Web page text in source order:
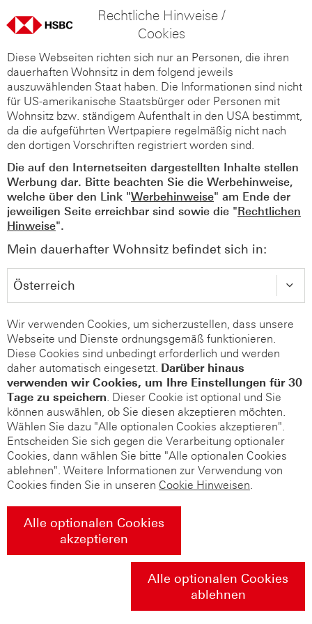
Rechtliche Hinweise /
Cookies
Diese Webseiten richten sich nur an Personen, die ihren
dauerhaften Wohnsitz in dem folgend jeweils
auszuwählenden Staat haben. Die Informationen sind nicht
für US-amerikanische Staatsbürger oder Personen mit
Wohnsitz bzw. ständigem Aufenthalt in den USA bestimmt,
da die aufgeführten Wertpapiere regelmäßig nicht nach
den dortigen Vorschriften registriert worden sind.
Die auf den Internetseiten dargestellten Inhalte stellen
Werbung dar. Bitte beachten Sie die Werbehinweise,
welche über den Link "Werbehinweise" am Ende der
jeweiligen Seite erreichbar sind sowie die "Rechtlichen
Hinweise".
Mein dauerhafter Wohnsitz befindet sich in:
Wir verwenden Cookies, um sicherzustellen, dass unsere
Webseite und Dienste ordnungsgemäß funktionieren.
Diese Cookies sind unbedingt erforderlich und werden
daher automatisch eingesetzt. Darüber hinaus
verwenden wir Cookies, um Ihre Einstellungen für 30
Tage zu speichern. Dieser Cookie ist optional und Sie
können auswählen, ob Sie diesen akzeptieren möchten.
Wählen Sie dazu "Alle optionalen Cookies akzeptieren".
Entscheiden Sie sich gegen die Verarbeitung optionaler
Cookies, dann wählen Sie bitte "Alle optionalen Cookies
ablehnen". Weitere Informationen zur Verwendung von
Cookies finden Sie in unseren Cookie Hinweisen.
Alle optionalen Cookies
akzeptieren
Alle optionalen Cookies
ablehnen